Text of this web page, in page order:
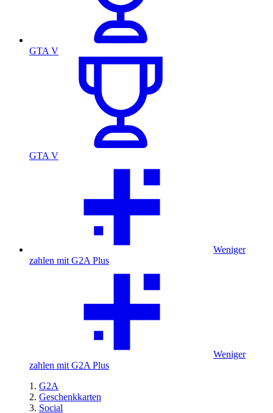
GTA V
GTA V
Weniger
zahlen mit G2A Plus
Weniger
zahlen mit G2A Plus
G2A
Geschenkkarten
Social